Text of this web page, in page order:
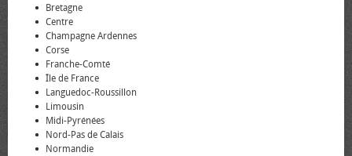
Bretagne
Centre
Champagne Ardennes
Corse
Franche-Comté
Île de France
Languedoc-Roussillon
Limousin
Midi-Pyrénées
Nord-Pas de Calais
Normandie